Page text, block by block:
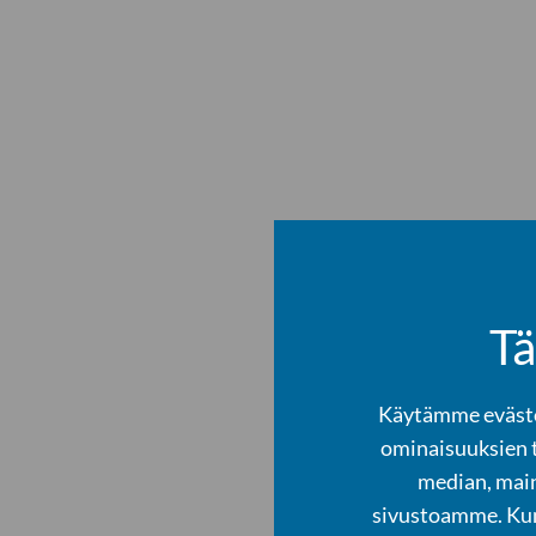
Käytämme
ominaisuuksien
median,
sivustoamme.